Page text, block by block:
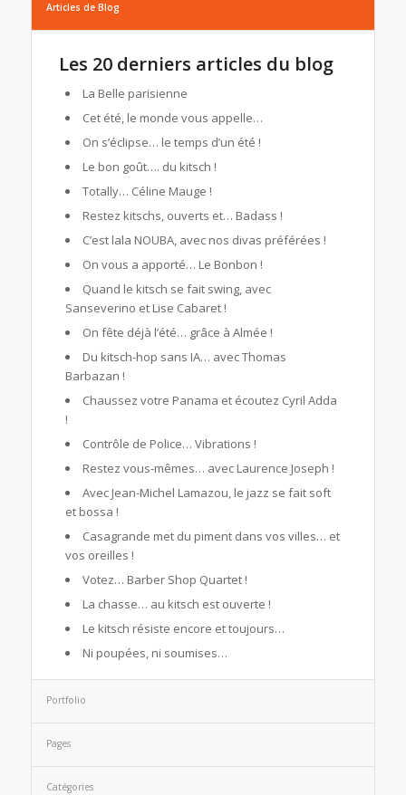
Articles de Blog
Les 20 derniers articles du blog
La Belle parisienne
Cet été, le monde vous appelle…
On s’éclipse… le temps d’un été !
Le bon goût…. du kitsch !
Totally… Céline Mauge !
Restez kitschs, ouverts et… Badass !
C’est lala NOUBA, avec nos divas préférées !
On vous a apporté… Le Bonbon !
Quand le kitsch se fait swing, avec
Sanseverino et Lise Cabaret !
On fête déjà l’été… grâce à Almée !
Du kitsch-hop sans IA… avec Thomas
Barbazan !
Chaussez votre Panama et écoutez Cyril Adda
!
Contrôle de Police… Vibrations !
Restez vous-mêmes… avec Laurence Joseph !
Avec Jean-Michel Lamazou, le jazz se fait soft
et bossa !
Casagrande met du piment dans vos villes… et
vos oreilles !
Votez… Barber Shop Quartet !
La chasse… au kitsch est ouverte !
Le kitsch résiste encore et toujours…
Ni poupées, ni soumises…
Portfolio
Pages
Catégories